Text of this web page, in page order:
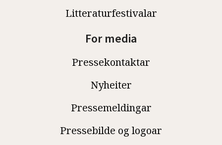
Litteraturfestivalar
For media
Pressekontaktar
Nyheiter
Pressemeldingar
Pressebilde og logoar